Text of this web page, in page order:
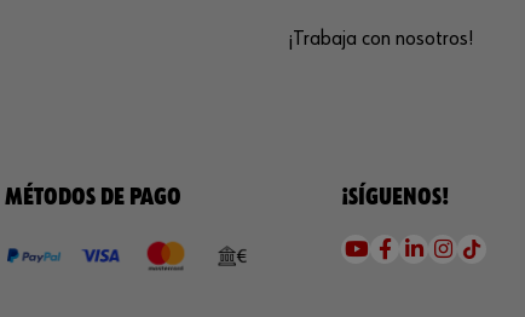
¡Trabaja con nosotros!
MÉTODOS DE PAGO ¡SÍGUENOS!